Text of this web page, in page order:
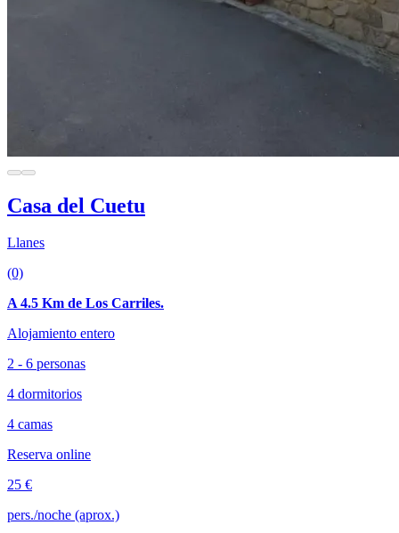
Casa del Cuetu
Llanes
(0)
A 4.5 Km de Los Carriles.
Alojamiento entero
2 - 6 personas
4 dormitorios
4 camas
Reserva online
25 €
pers./noche (aprox.)